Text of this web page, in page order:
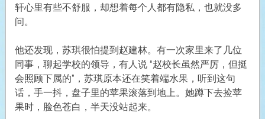
轩心里有些不舒服，却想着每个人都有隐私，也就没多
问。
他还发现，苏琪很怕提到赵建林。有一次家里来了几位
同事，聊起学校的领导，有人说 “赵校长虽然严厉，但挺
会照顾下属的”，苏琪原本还在笑着端水果，听到这句
话，手一抖，盘子里的苹果滚落到地上。她蹲下去捡苹
果时，脸色苍白，半天没站起来。